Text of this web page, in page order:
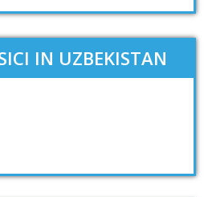
IN UZBEKISTAN